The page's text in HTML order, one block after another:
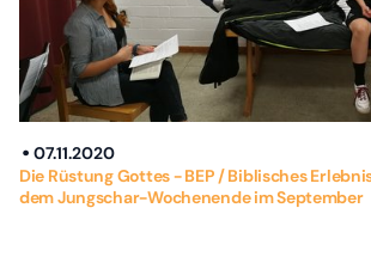
07.11.2020
Die Rüstung Gottes - BEP / Biblisches
dem Jungschar-Wochenende im September